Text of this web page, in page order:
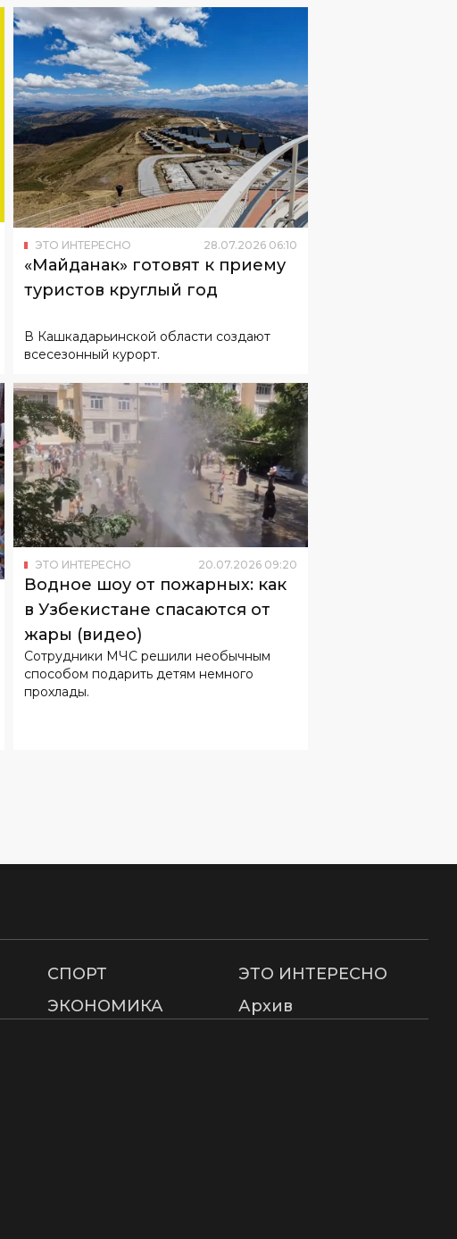
ЭТО ИНТЕРЕСНО 28.07.2026 06:10
«Майданак» готовят к приему
туристов круглый год
В Кашкадарьинской области создают
ЭТО ИНТЕРЕСНО 20. 07 .2026 09:20
Водное шоу от пожарных: как
в Узбекистане спасаются от
жары (видео)
Сотрудники МЧС решили необычным
способом подарить детям немного
прохлады.
СПОРТ
ЭТО ИНТЕРЕСНО
ЭКОНОМИКА Архив